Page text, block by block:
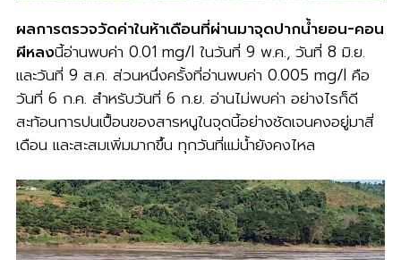
ผลการตรวจวัดค่าในห้าเดือนที่ผ่านมาจุดปากน้ำยอน-คอน
ผีหลงนี้อ่านพบค่า 0.01 mg/l ในวันที่ 9 พ.ค., วันที่ 8 มิ.ย.
และวันที่ 9 ส.ค. ส่วนหนึ่งครั้งที่อ่านพบค่า 0.005 mg/l คือ
วันที่ 6 ก.ค. สำหรับวันที่ 6 ก.ย. อ่านไม่พบค่า อย่างไรก็ดี
สะท้อนการปนเปื้อนของสารหนูในจุดนี้อย่างชัดเจนคงอยู่มาสี่
เดือน และสะสมเพิ่มมากขึ้น ทุกวันที่แม่น้ำยังคงไหล